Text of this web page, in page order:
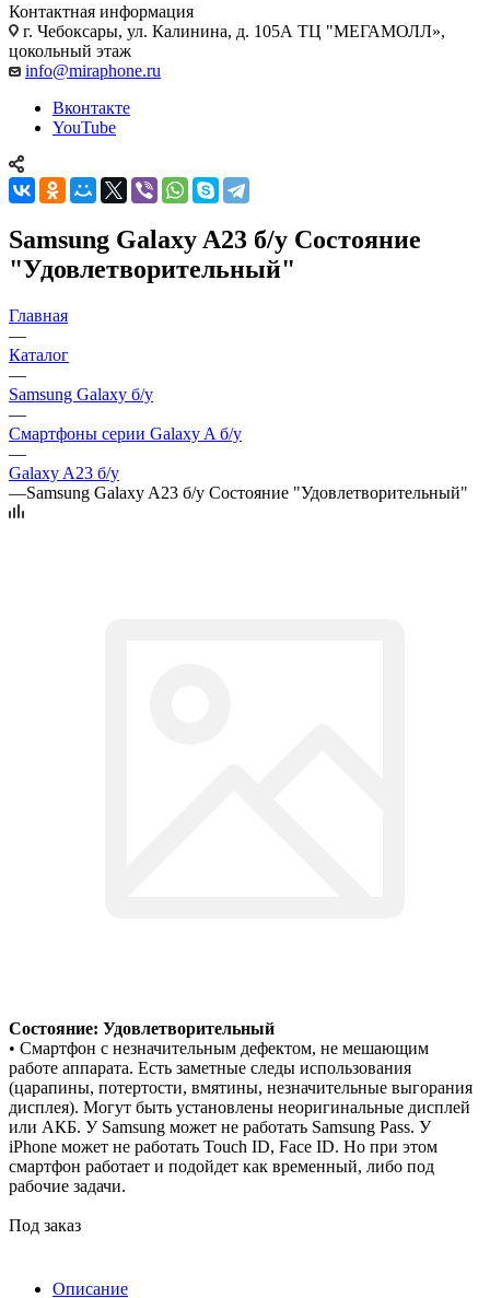
Контактная информация
г. Чебоксары, ул. Калинина, д. 105А ТЦ "МЕГАМОЛЛ»,
цокольный этаж
info@miraphone.ru
Вконтакте
YouTube
Samsung Galaxy A23 б/у Состояние
"Удовлетворительный"
Главная
—
Каталог
—
Samsung Galaxy б/у
—
Смартфоны серии Galaxy A б/у
—
Galaxy A23 б/у
—Samsung Galaxy A23 б/у Состояние "Удовлетворительный"
Состояние: Удовлетворительный
• Смартфон с незначительным дефектом, не мешающим
работе аппарата. Есть заметные следы использования
(царапины, потертости, вмятины, незначительные выгорания
дисплея). Могут быть установлены неоригинальные дисплей
или АКБ. У Samsung может не работать Samsung Pass. У
iPhone может не работать Touch ID, Face ID. Но при этом
смартфон работает и подойдет как временный, либо под
рабочие задачи.
Под заказ
Описание